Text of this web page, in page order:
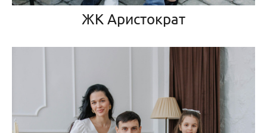
ЖК Аристократ